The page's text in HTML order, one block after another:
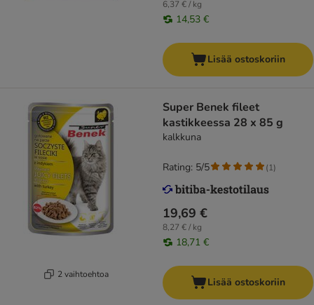
6,37 € / kg
14,53 €
Lisää ostoskoriin
2 vaihtoehtoa
Super Benek fileet
kastikkeessa 28 x 85 g
kalkkuna
19,69 €
8,27 € / kg
18,71 €
Rating: 5/5 (1)
Lisää ostoskoriin